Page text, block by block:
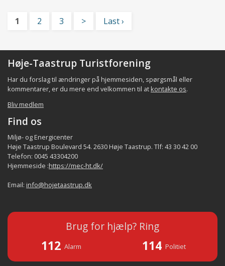
1 2 3 > Last ›
Høje-Taastrup Turistforening
Har du forslag til ændringer på hjemmesiden, spørgsmål eller
kommentarer, er du mere end velkommen til at kontakte os.
Bliv medlem
Find os
Miljø- og Energicenter
Høje Taastrup Boulevard 54. 2630 Høje Taastrup. Tlf: 43 30 42 00
Telefon: 0045 43304200
Hjemmeside :https://mec-ht.dk/
Email: info@hojetaastrup.dk
Brug for hjælp? Ring
112 Alarm 114 Politiet